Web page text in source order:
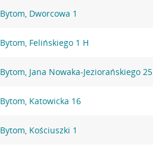
Bytom, Dworcowa 1
Bytom, Felińskiego 1 H
Bytom, Jana Nowaka-Jeziorańskiego 25
Bytom, Katowicka 16
Bytom, Kościuszki 1